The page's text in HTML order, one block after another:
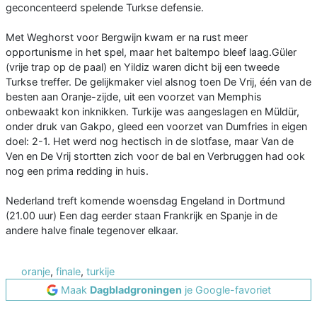
geconcenteerd spelende Turkse defensie.
Met Weghorst voor Bergwijn kwam er na rust meer
opportunisme in het spel, maar het baltempo bleef laag.Güler
(vrije trap op de paal) en Yildiz waren dicht bij een tweede
Turkse treffer. De gelijkmaker viel alsnog toen De Vrij, één van de
besten aan Oranje-zijde, uit een voorzet van Memphis
onbewaakt kon inknikken. Turkije was aangeslagen en Müldür,
onder druk van Gakpo, gleed een voorzet van Dumfries in eigen
doel: 2-1. Het werd nog hectisch in de slotfase, maar Van de
Ven en De Vrij stortten zich voor de bal en Verbruggen had ook
nog een prima redding in huis.
Nederland treft komende woensdag Engeland in Dortmund
(21.00 uur) Een dag eerder staan Frankrijk en Spanje in de
andere halve finale tegenover elkaar.
oranje, finale, turkije
Maak Dagbladgroningen je Google-favoriet